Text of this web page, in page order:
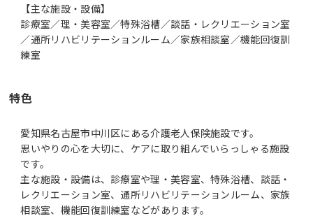
【主な施設・設備】
診療室／理・美容室／特殊浴槽／談話・レクリエーション室
／通所リハビリテーションルーム／家族相談室／機能回復訓
練室
特色
愛知県名古屋市中川区にある介護老人保険施設です。
思いやりの心を大切に、ケアに取り組んでいらっしゃる施設
です。
主な施設・設備は、診療室や理・美容室、特殊浴槽、談話・
レクリエーション室、通所リハビリテーションルーム、家族
相談室、機能回復訓練室などがあります。